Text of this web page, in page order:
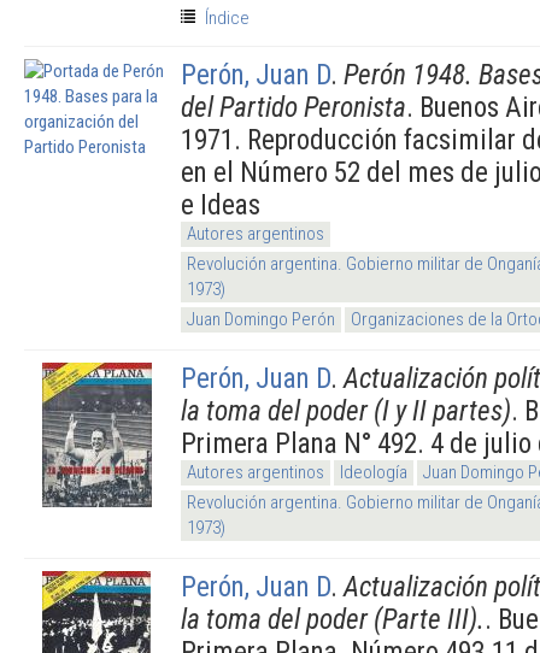
Índice
Perón, Juan D. Perón 1948.
del Partido Peronista. Buenos
1971. Reproducción facsimilar
en el Número 52 del mes de
e Ideas
Autores argentinos
Revolución argentina. Gobierno militar de
1973)
Juan Domingo Perón
Organizaciones de la
Perón, Juan D.Actualización
la toma del poder (I y II partes).
Primera Plana N° 492. 4 de julio
Autores argentinos Ideología
Juan Domingo
Revolución argentina. Gobierno militar de
1973)
Perón, Juan D.Actualización
la toma del poder (Parte III)..